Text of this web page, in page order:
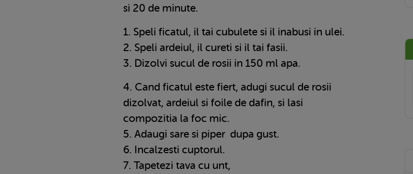
si 20 de minute.
1. Speli ficatul, il tai cubulete si il inabusi in ulei.
2. Speli ardeiul, il cureti si il tai fasii.
3. Dizolvi sucul de rosii in 150 ml apa.
4. Cand ficatul este fiert, adugi sucul de rosii
dizolvat, ardeiul si foile de dafin, si lasi
compozitia la foc mic.
5. Adaugi sare si piper dupa gust.
6. Incalzesti cuptorul.
7. Tapetezi tava cu unt,